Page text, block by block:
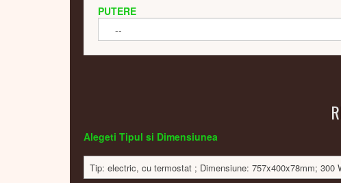
PUTERE
Alegeti Tipul si Dimensiunea
Tip: electric, cu termostat ; Dimensiune: 757x400x78mm; 300